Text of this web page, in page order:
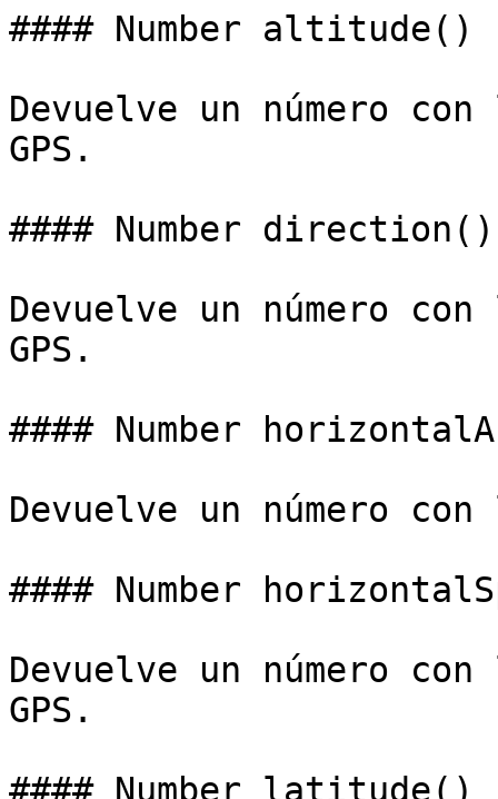
#### Number altitude()
Devuelve un número
GPS.
#### Number direction()
Devuelve un número
GPS.
#### Number
Devuelve un número
#### Number
Devuelve un número
GPS.
#### Number latitude()